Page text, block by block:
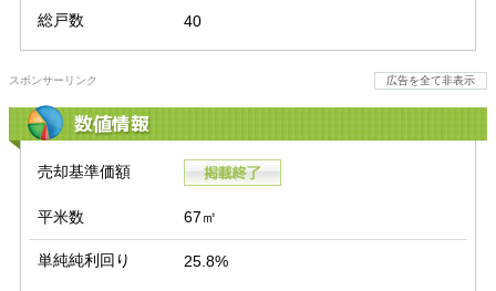
総戸数 40
スポンサーリンク 広告を全て非表示
数値情報
売却基準価額
平米数 67㎡
単純純利回り 25.8%